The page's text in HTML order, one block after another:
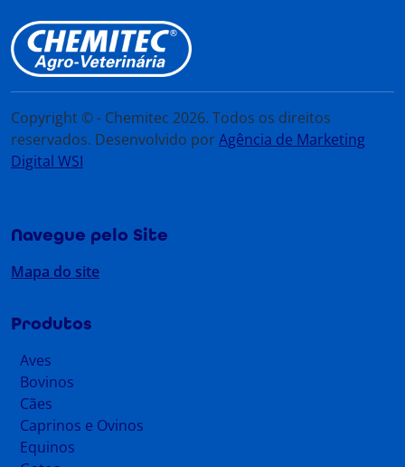
Copyright © - Chemitec 2026. Todos os direitos
reservados. Desenvolvido porAgência de Marketing
Digital WSI
Navegue pelo Site
Mapa do site
Produtos
Aves
Bovinos
Cães
Caprinos e Ovinos
Equinos